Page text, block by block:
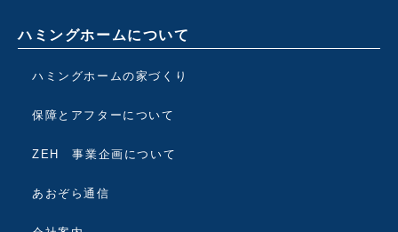
ハミングホームについて
ハミングホームの家づくり
保障とアフターについて
ZEH 事業企画について
あおぞら通信